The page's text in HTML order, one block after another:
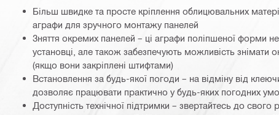
Більш швидке та просте кріплення облицювальних
аграфи для зручного монтажу панелей
Зняття окремих панелей – ці аграфи поліпшеної форми не
установці, але також забезпечують можливість знімати
(якщо вони закріплені штифтами)
Встановлення за будь-якої погоди – на відміну від
дозволяє працювати практично у будь-яких погодних
Доступність технічної підтримки – звертайтесь до свого